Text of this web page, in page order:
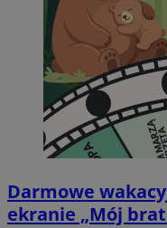
Darmowe
ekranie „Mój